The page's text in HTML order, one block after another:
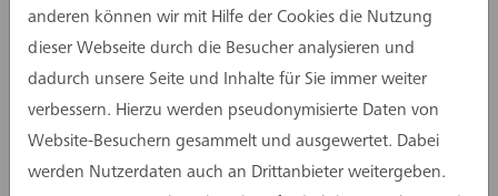
anderen können wir mit Hilfe der Cookies die Nutzung
dieser Webseite durch die Besucher analysieren und
dadurch unsere Seite und Inhalte für Sie immer weiter
verbessern. Hierzu werden pseudonymisierte Daten von
Website-Besuchern gesammelt und ausgewertet. Dabei
werden Nutzerdaten auch an Drittanbieter weitergeben.